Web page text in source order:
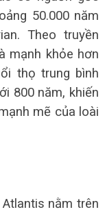
50.000 năm
Theo truyền
mạnh khỏe hơn
thọ trung bình
800 năm, khiến
mẽ của loài
nằm trên